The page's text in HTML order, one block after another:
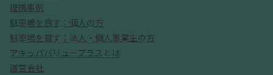
提携事例
駐車場を貸す：個人の方
駐車場を貸す：法人・個人事業主の方
アキッパバリュープラスとは
運営会社